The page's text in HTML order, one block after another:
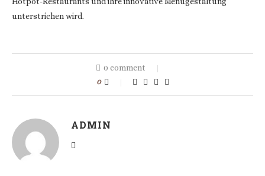
unterstrichen wird.
0 comment
0
ADMIN